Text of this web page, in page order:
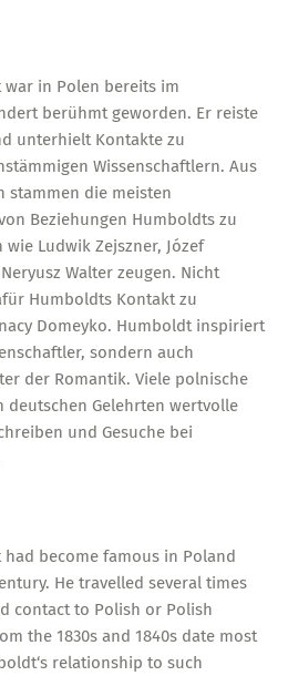
in Polen bereits im
berühmt geworden. Er reiste
unterhielt Kontakte zu
Wissenschaftlern. Aus
stammen die meisten
Beziehungen Humboldts zu
Ludwik Zejszner, Józef
Walter zeugen. Nicht
Humboldts Kontakt zu
Domeyko. Humboldt inspiriert
sondern auch
der Romantik. Viele polnische
deutschen Gelehrten wertvolle
und Gesuche bei
become famous in Poland
He travelled several times
contact to Polish or Polish
the 1830s and 1840s date most
relationship to such